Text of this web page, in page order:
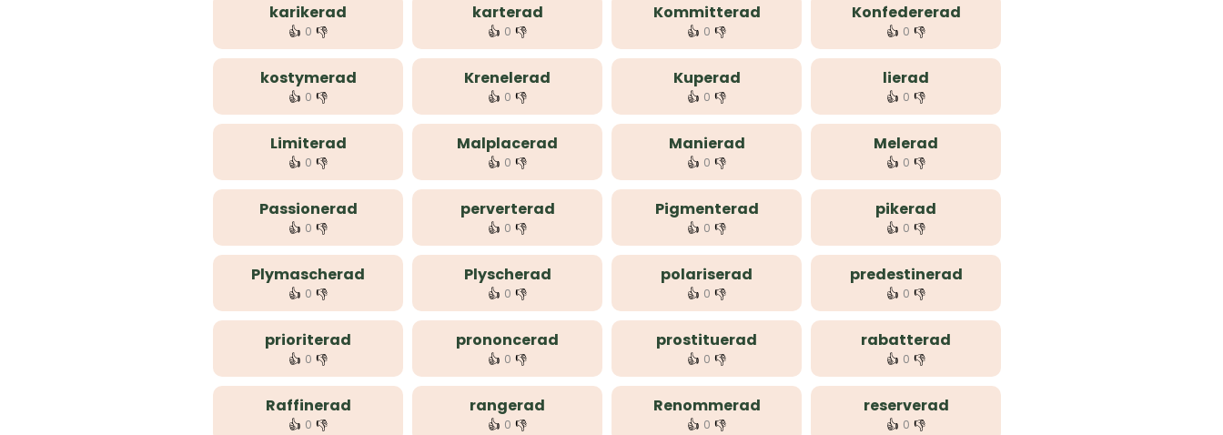
karikerad
👍 0 👎
karterad
👍 0 👎
Kommitterad
👍 0 👎
Konfedererad
👍 0 👎
kostymerad
👍 0 👎
Krenelerad
👍 0 👎
Kuperad
👍 0 👎
lierad
👍 0 👎
Limiterad
👍 0 👎
Malplacerad
👍 0 👎
Manierad
👍 0 👎
Melerad
👍 0 👎
Passionerad
👍 0 👎
perverterad
👍 0 👎
Pigmenterad
👍 0 👎
pikerad
👍 0 👎
Plymascherad
👍 0 👎
Plyscherad
👍 0 👎
polariserad
👍 0 👎
predestinerad
👍 0 👎
prioriterad
👍 0 👎
prononcerad
👍 0 👎
prostituerad
👍 0 👎
rabatterad
👍 0 👎
Raffinerad
👍 0 👎
rangerad
👍 0 👎
Renommerad
👍 0 👎
reserverad
👍 0 👎